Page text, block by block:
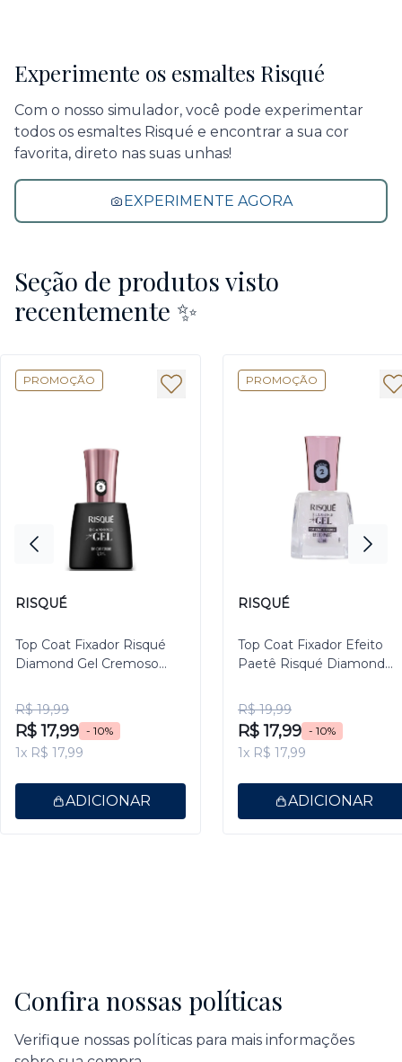
Experimente os esmaltes Risqué
Com o nosso simulador, você pode experimentar
todos os esmaltes Risqué e encontrar a sua cor
favorita, direto nas suas unhas!
EXPERIMENTE AGORA
Seção de produtos visto
recentemente ✨
PROMOÇÃO
RISQUÉ
Top Coat Fixador Risqué
Diamond Gel Cremoso
R$ 19,99
R$ 17,99 - 10%
1x R$ 17,99
ADICIONAR
PROMOÇÃO
RISQUÉ
Top Coat Fixador Efeito
Paetê Risqué Diamond
R$ 19,99
R$ 17,99 - 10%
1x R$ 17,99
ADICIONAR
Confira nossas políticas
Verifique nossas políticas para mais informações